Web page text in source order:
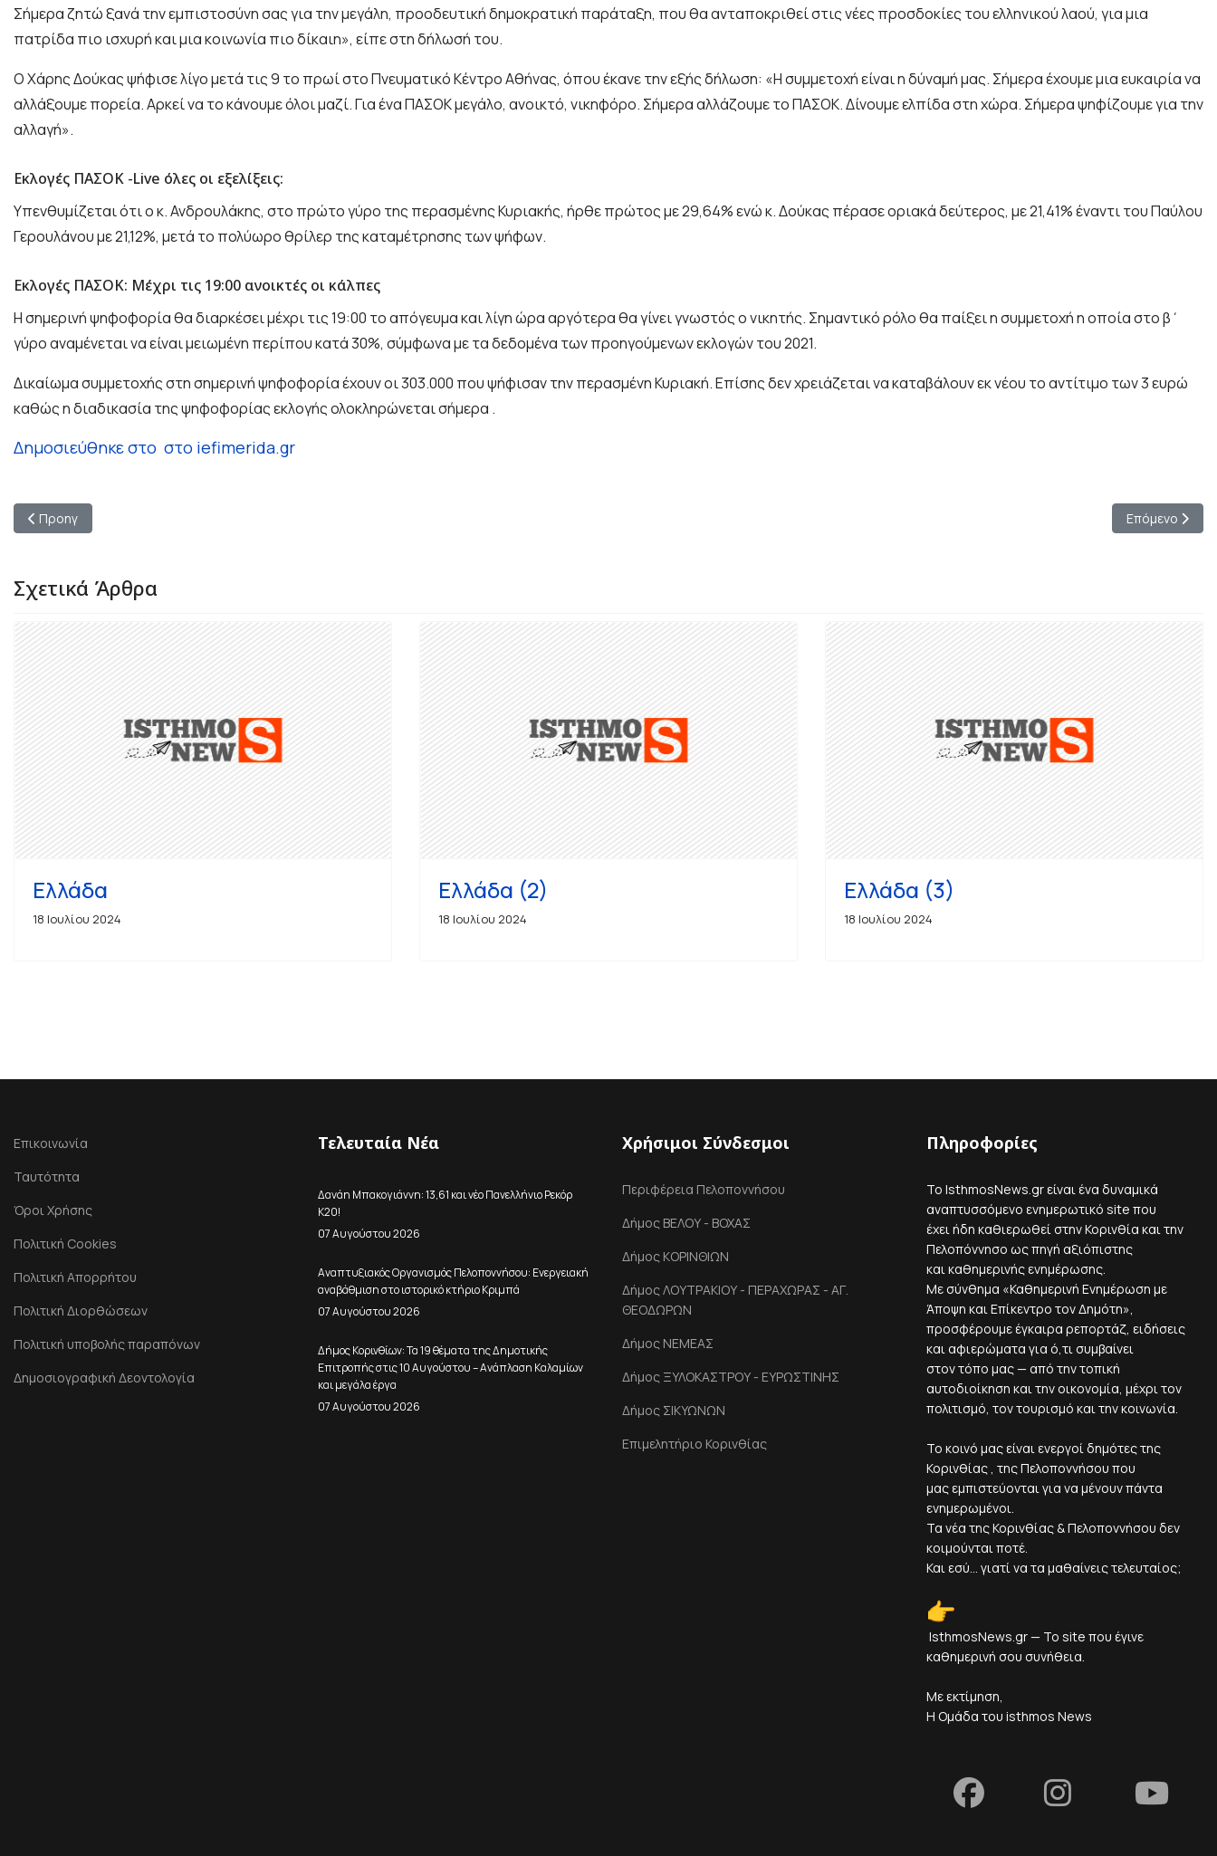
Σήμερα ζητώ ξανά την εμπιστοσύνη σας για την μεγάλη, προοδευτική δημοκρατική παράταξη, που θα ανταποκριθεί στις νέες προσδοκίες του ελληνικού λαού, για μια
πατρίδα πιο ισχυρή και μια κοινωνία πιο δίκαιη», είπε στη δήλωσή του.
O Χάρης Δούκας ψήφισε λίγο μετά τις 9 το πρωί στο Πνευματικό Κέντρο Αθήνας, όπου έκανε την εξής δήλωση: «Η συμμετοχή είναι η δύναμή μας. Σήμερα έχουμε μια ευκαιρία να
αλλάξουμε πορεία. Αρκεί να το κάνουμε όλοι μαζί. Για ένα ΠΑΣΟΚ μεγάλο, ανοικτό, νικηφόρο. Σήμερα αλλάζουμε το ΠΑΣΟΚ. Δίνουμε ελπίδα στη χώρα. Σήμερα ψηφίζουμε για την
αλλαγή».
Εκλογές ΠΑΣΟΚ -Live όλες οι εξελίξεις:
Υπενθυμίζεται ότι ο κ. Ανδρουλάκης, στο πρώτο γύρο της περασμένης Κυριακής, ήρθε πρώτος με 29,64% ενώ κ. Δούκας πέρασε οριακά δεύτερος, με 21,41% έναντι του Παύλου
Γερουλάνου με 21,12%, μετά το πολύωρο θρίλερ της καταμέτρησης των ψήφων.
Εκλογές ΠΑΣΟΚ: Μέχρι τις 19:00 ανοικτές οι κάλπες
Η σημερινή ψηφοφορία θα διαρκέσει μέχρι τις 19:00 το απόγευμα και λίγη ώρα αργότερα θα γίνει γνωστός ο νικητής. Σημαντικό ρόλο θα παίξει η συμμετοχή η οποία στο β΄
γύρο αναμένεται να είναι μειωμένη περίπου κατά 30%, σύμφωνα με τα δεδομένα των προηγούμενων εκλογών του 2021.
Δικαίωμα συμμετοχής στη σημερινή ψηφοφορία έχουν οι 303.000 που ψήφισαν την περασμένη Κυριακή. Επίσης δεν χρειάζεται να καταβάλουν εκ νέου το αντίτιμο των 3 ευρώ
καθώς η διαδικασία της ψηφοφορίας εκλογής ολοκληρώνεται σήμερα .
Δημοσιεύθηκε στο στο iefimerida.gr
Προηγούμενο άρθρο: Η διάσπαση επήλθε: «Κασσελάκης τέλος» για τον ΣΥΡΙΖΑ - Δεν θα διεξαχθεί το Συνέδριο
Προηγ Επόμενο
Επόμενο
Σχετικά Άρθρα
Ελλάδα
18 Ιουλίου 2024
Ελλάδα (2)
18 Ιουλίου 2024
Ελλάδα (3)
18 Ιουλίου 2024
Επικοινωνία
Ταυτότητα
Όροι Χρήσης
Πολιτική Cookies
Πολιτική Απορρήτου
Πολιτική Διορθώσεων
Πολιτική υποβολής παραπόνων
Δημοσιογραφική Δεοντολογία
Τελευταία Νέα
Δανάη Μπακογιάννη: 13,61 και νέο Πανελλήνιο Ρεκόρ
Κ20!
07 Αυγούστου 2026
Αναπτυξιακός Οργανισμός Πελοποννήσου: Ενεργειακή
αναβάθμιση στο ιστορικό κτήριο Κριμπά
07 Αυγούστου 2026
Δήμος Κορινθίων: Τα 19 θέματα της Δημοτικής
Επιτροπής στις 10 Αυγούστου – Ανάπλαση Καλαμίων
και μεγάλα έργα
07 Αυγούστου 2026
Χρήσιμοι Σύνδεσμοι
Περιφέρεια Πελοποννήσου
Δήμος ΒΕΛΟΥ - ΒΟΧΑΣ
Δήμος ΚΟΡΙΝΘΙΩΝ
Δήμος ΛΟΥΤΡΑΚΙΟΥ - ΠΕΡΑΧΩΡΑΣ - ΑΓ.
ΘΕΟΔΩΡΩΝ
Δήμος ΝΕΜΕΑΣ
Δήμος ΞΥΛΟΚΑΣΤΡΟΥ - ΕΥΡΩΣΤΙΝΗΣ
Δήμος ΣΙΚΥΩΝΩΝ
Επιμελητήριο Κορινθίας
Πληροφορίες
Το IsthmosNews.gr είναι ένα δυναμικά
αναπτυσσόμενο ενημερωτικό site που
έχει ήδη καθιερωθεί στην Κορινθία και την
Πελοπόννησο ως πηγή αξιόπιστης
και καθημερινής ενημέρωσης.
Με σύνθημα «Καθημερινή Ενημέρωση με
Άποψη και Επίκεντρο τον Δημότη»,
προσφέρουμε έγκαιρα ρεπορτάζ, ειδήσεις
και αφιερώματα για ό,τι συμβαίνει
στον τόπο μας — από την τοπική
αυτοδιοίκηση και την οικονομία, μέχρι τον
πολιτισμό, τον τουρισμό και την κοινωνία.
Το κοινό μας είναι ενεργοί δημότες της
Κορινθίας , της Πελοποννήσου που
μας εμπιστεύονται για να μένουν πάντα
ενημερωμένοι.
Τα νέα της Κορινθίας & Πελοποννήσου δεν
κοιμούνται ποτέ.
Και εσύ... γιατί να τα μαθαίνεις τελευταίος;
IsthmosNews.gr — Το site που έγινε
καθημερινή σου συνήθεια.
Με εκτίμηση,
Η Ομάδα του isthmos News